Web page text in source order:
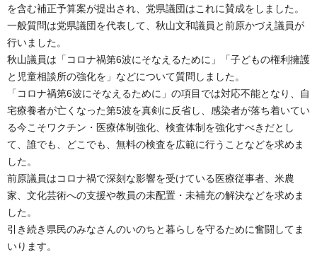
を含む補正予算案が提出され、党県議団はこれに賛成をしました。
一般質問は党県議団を代表して、秋山文和議員と前原かづえ議員が
行いました。
秋山議員は「コロナ禍第6波にそなえるために」「子どもの権利擁護
と児童相談所の強化を」などについて質問しました。
「コロナ禍第6波にそなえるために」の項目では対応不能となり、自
宅療養者が亡くなった第5波を真剣に反省し、感染者が落ち着いてい
る今こそワクチン・医療体制強化、検査体制を強化すべきだとし
て、誰でも、どこでも、無料の検査を広範に行うことなどを求めま
した。
前原議員はコロナ禍で深刻な影響を受けている医療従事者、米農
家、文化芸術への支援や教員の未配置・未補充の解決などを求めま
した。
引き続き県民のみなさんのいのちと暮らしを守るために奮闘してま
いります。